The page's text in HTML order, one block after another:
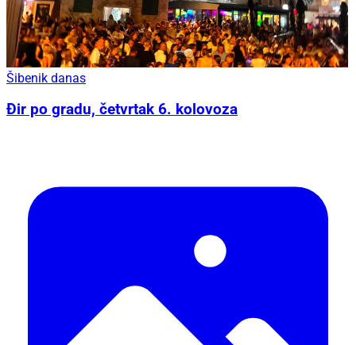
Šibenik danas
Đir po gradu, četvrtak 6. kolovoza